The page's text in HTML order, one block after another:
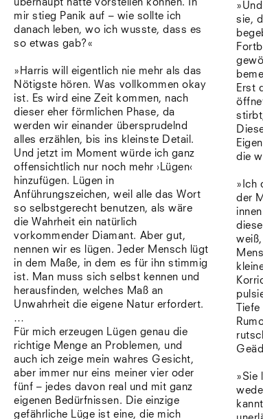
überhaupt hatte vorstellen können. In
mir stieg Panik auf – wie sollte ich
danach leben, wo ich wusste, dass es
so etwas gab?«
»Harris will eigentlich nie mehr als das
Nötigste hören. Was vollkommen okay
ist. Es wird eine Zeit kommen, nach
dieser eher förmlichen Phase, da
werden wir einander übersprudelnd
alles erzählen, bis ins kleinste Detail.
Und jetzt im Moment würde ich ganz
offensichtlich nur noch mehr ›Lügen‹
hinzufügen. Lügen in
Anführungszeichen, weil alle das Wort
so selbstgerecht benutzen, als wäre
die Wahrheit ein natürlich
vorkommender Diamant. Aber gut,
nennen wir es lügen. Jeder Mensch lügt
in dem Maße, in dem es für ihn stimmig
ist. Man muss sich selbst kennen und
herausfinden, welches Maß an
Unwahrheit die eigene Natur erfordert.
…
Für mich erzeugen Lügen genau die
richtige Menge an Problemen, und
auch ich zeige mein wahres Gesicht,
aber immer nur eins meiner vier oder
fünf – jedes davon real und mit ganz
eigenen Bedürfnissen. Die einzige
gefährliche Lüge ist eine, die mich
sie,
Erst
die
»Ich
der
»Sie